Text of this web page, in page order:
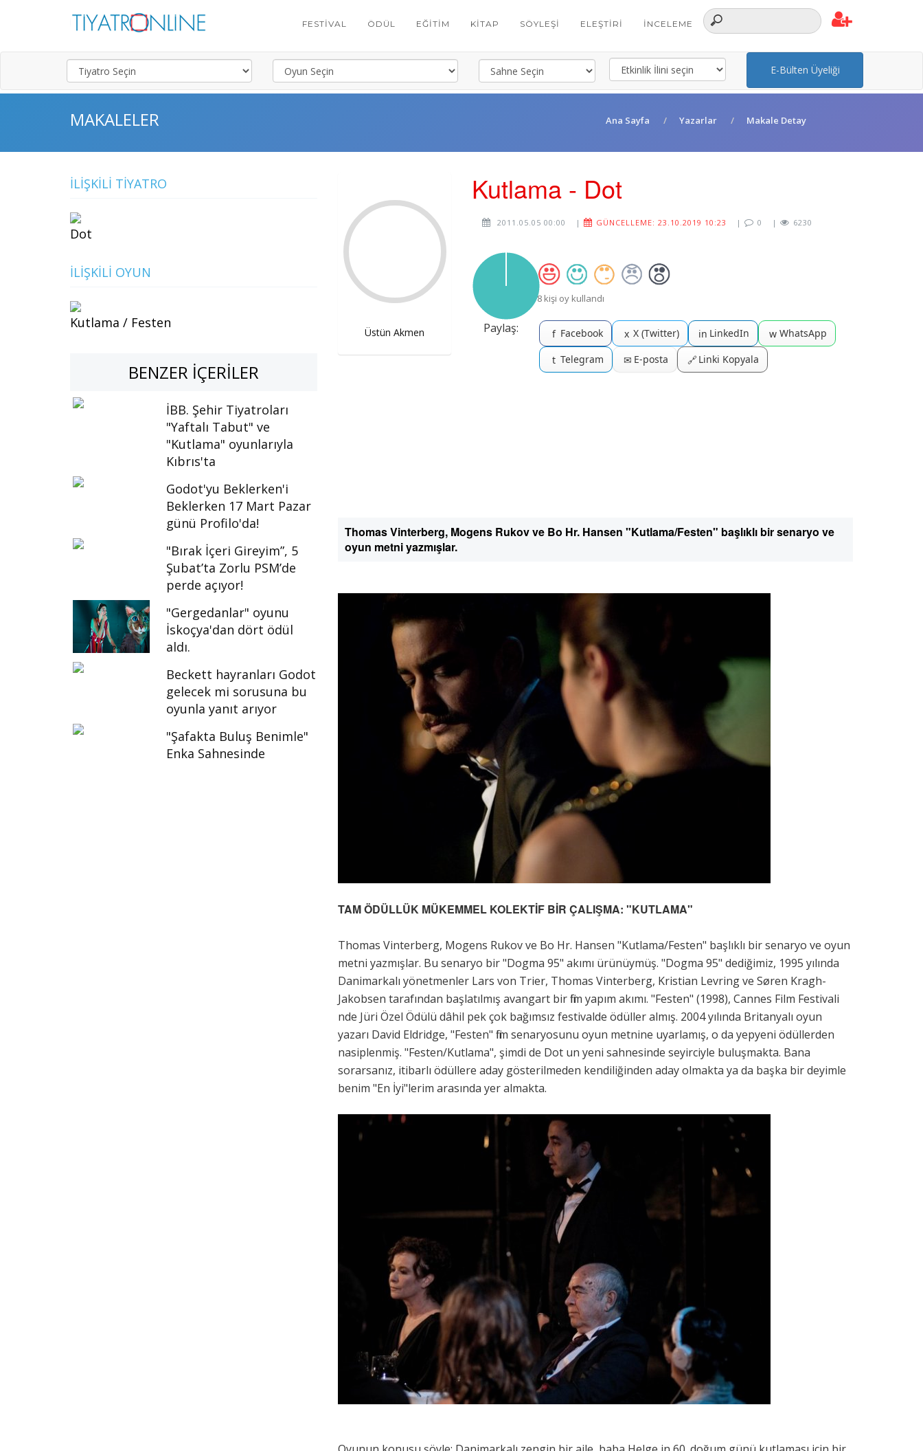
FESTIVAL ÖDÜL EĞITIM KITAP SÖYLEŞI ELEŞTIRI İNCELEME
E-Bülten Üyeliği
MAKALELER Ana Sayfa Yazarlar Makale Detay
Üstün Akmen
Kutlama - Dot
2011.05.05 00:00 | GÜNCELLEME: 23.10.2019 10:23 | 0 | 6230
8 kişi oy kullandı
Paylaş: f Facebook x X (Twitter) in LinkedIn w WhatsApp
t Telegram ✉ E-posta 🔗Linki Kopyala
Thomas Vinterberg, Mogens Rukov ve Bo Hr. Hansen "Kutlama/Festen" başlıklı bir senaryo ve
oyun metni yazmışlar.
TAM ÖDÜLLÜK MÜKEMMEL KOLEKTİF BİR ÇALIŞMA: "KUTLAMA"
Thomas Vinterberg, Mogens Rukov ve Bo Hr. Hansen "Kutlama/Festen" başlıklı bir senaryo ve oyun
metni yazmışlar. Bu senaryo bir "Dogma 95" akımı ürünüymüş. "Dogma 95" dediğimiz, 1995 yılında
Danimarkalı yönetmenler Lars von Trier, Thomas Vinterberg, Kristian Levring ve Søren Kragh-
Jakobsen tarafından başlatılmış avangart bir film yapım akımı. "Festen" (1998), Cannes Film Festivali
nde Jüri Özel Ödülü dâhil pek çok bağımsız festivalde ödüller almış. 2004 yılında Britanyalı oyun
yazarı David Eldridge, "Festen" film senaryosunu oyun metnine uyarlamış, o da yepyeni ödüllerden
nasiplenmiş. "Festen/Kutlama", şimdi de Dot un yeni sahnesinde seyirciyle buluşmakta. Bana
sorarsanız, itibarlı ödüllere aday gösterilmeden kendiliğinden aday olmakta ya da başka bir deyimle
benim "En İyi"lerim arasında yer almakta.
İLIŞKILI TIYATRO
Dot
İLIŞKILI OYUN
Kutlama / Festen
BENZER İÇERILER
İBB. Şehir Tiyatroları
"Yaftalı Tabut" ve
"Kutlama" oyunlarıyla
Kıbrıs'ta
Godot'yu Beklerken'i
Beklerken 17 Mart Pazar
günü Profilo'da!
"Bırak İçeri Gireyim”, 5
Şubat’ta Zorlu PSM’de
perde açıyor!
"Gergedanlar" oyunu
İskoçya'dan dört ödül
aldı.
Beckett hayranları Godot
gelecek mi sorusuna bu
oyunla yanıt arıyor
"Şafakta Buluş Benimle"
Enka Sahnesinde